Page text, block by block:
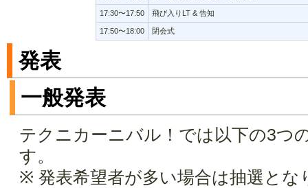
17:30〜17:50 飛び入りLT & 告知
17:50〜18:00 閉会式
発表
一般発表
テクニカーニバル！では以下の3つ
す。
※ 発表希望者が多い場合は抽選とな